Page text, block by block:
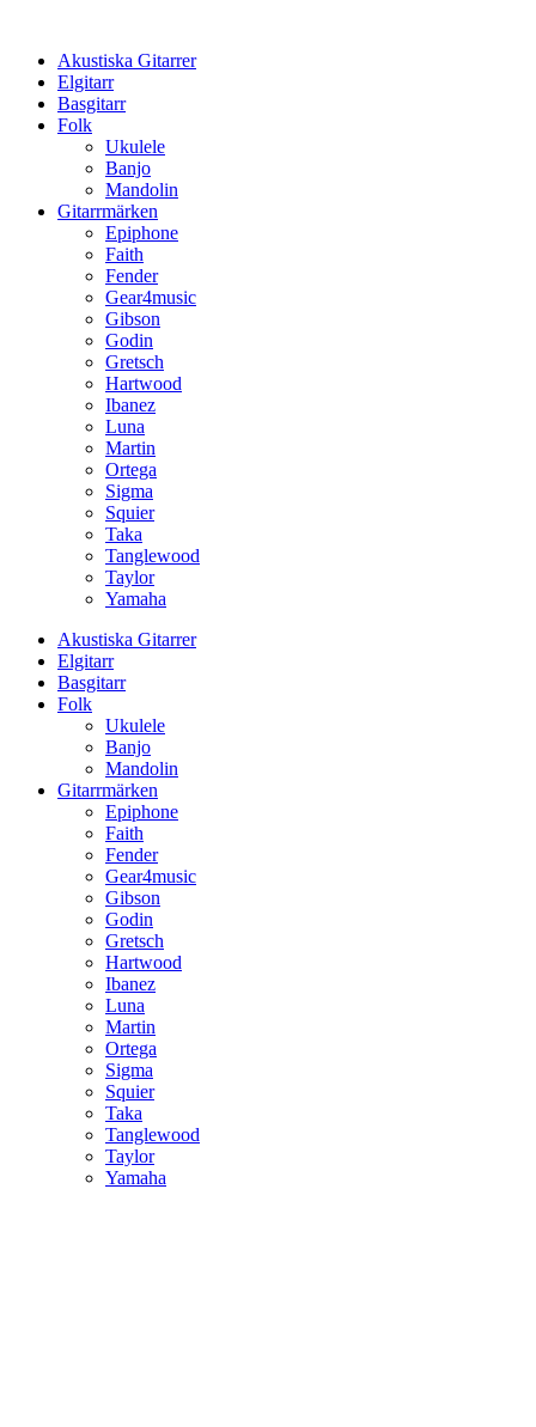
innehållAkustiska Gitarrer
Elgitarr
Basgitarr
Folk
Ukulele
Banjo
Mandolin
Gitarrmärken
Epiphone
Faith
Fender
Gear4music
Gibson
Godin
Gretsch
Hartwood
Ibanez
Luna
Martin
Ortega
Sigma
Squier
Taka
Tanglewood
Taylor
Yamaha
Akustiska Gitarrer
Elgitarr
Basgitarr
Folk
Ukulele
Banjo
Mandolin
Gitarrmärken
Epiphone
Faith
Fender
Gear4music
Gibson
Godin
Gretsch
Hartwood
Ibanez
Luna
Martin
Ortega
Sigma
Squier
Taka
Tanglewood
Taylor
Yamaha